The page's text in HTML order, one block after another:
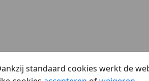
standaard cookies werkt de